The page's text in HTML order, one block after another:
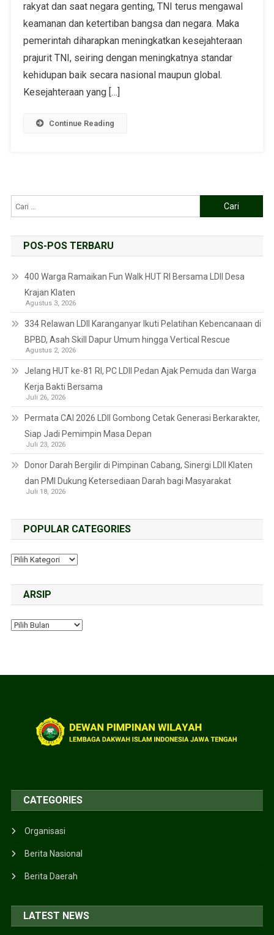
rakyat dan saat negara genting, TNI terus mengawal
keamanan dan ketertiban bangsa dan negara. Maka
pemerintah diharapkan meningkatkan kesejahteraan
prajurit TNI, seiring dengan meningkatnya standar
kehidupan baik secara nasional maupun global.
Kesejahteraan yang […]
Continue Reading
POS-POS TERBARU
400 Warga Ramaikan Fun Walk HUT RI Bersama LDII Desa
Krajan Klaten
Agustus 3, 2026
334 Relawan LDII Karanganyar Ikuti Pelatihan Kebencanaan di
BPBD, Asah Skill Dapur Umum hingga Vertical Rescue
Agustus 2, 2026
Jelang HUT ke-81 RI, PC LDII Pedan Ajak Pemuda dan Warga
Kerja Bakti Bersama
Juli 26, 2026
Permata CAI 2026 LDII Gombong Cetak Generasi Berkarakter,
Siap Jadi Pemimpin Masa Depan
Juli 23, 2026
Donor Darah Bergilir di Pimpinan Cabang, Sinergi LDII Klaten
dan PMI Dukung Ketersediaan Darah bagi Masyarakat
Juli 18, 2026
POPULAR CATEGORIES
ARSIP
CATEGORIES
Organisasi
Berita Nasional
Berita Daerah
LATEST NEWS